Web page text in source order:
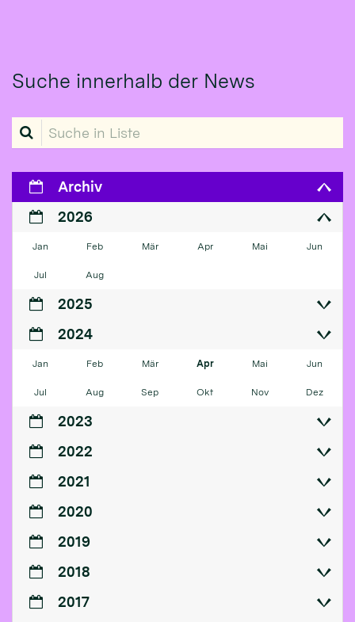
Suche innerhalb der News
Suche in Liste
Archiv
2026
Jan Feb Mär Apr Mai Jun
Jul Aug
2025
2024
Jan Feb Mär Apr Mai Jun
Jul Aug Sep Okt Nov Dez
2023
2022
2021
2020
2019
2018
2017